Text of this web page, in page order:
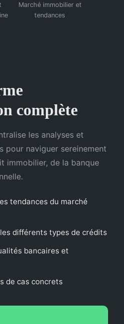
Marché immobilier et
tendances
complète
les analyses et
pour naviguer sereinement
immobilier, de la banque
tendances du marché
différents types de crédits
bancaires et
de cas concrets